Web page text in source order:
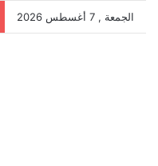
الجمعة , 7 أغسطس 2026